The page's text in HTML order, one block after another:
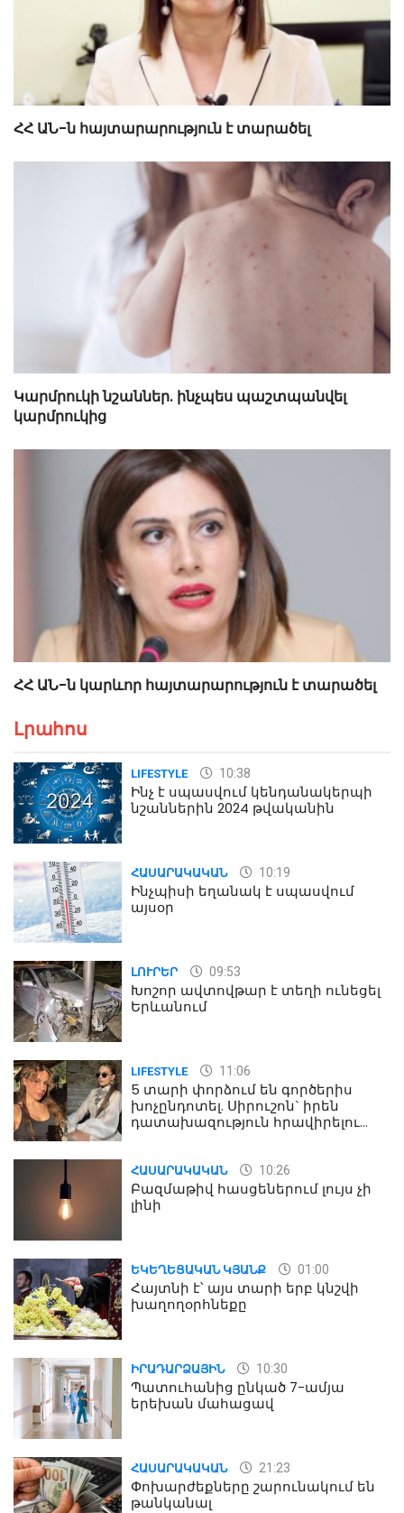
ՀՀ ԱՆ-ն հայտարարություն է տարածել
Կարմրուկի նշաններ. ինչպես պաշտպանվել
կարմրուկից
ՀՀ ԱՆ-ն կարևոր հայտարարություն է տարածել
Լրահոս
LIFESTYLE 10:38
Ինչ է սպասվում կենդանակերպի
նշաններին 2024 թվականին
ՀԱՍԱՐԱԿԱԿԱՆ 10:19
Ինչպիսի եղանակ է սպասվում
այսօր
ԼՈՒՐԵՐ 09:53
Խոշոր ավտովթար է տեղի ունեցել
Երևանում
LIFESTYLE 11:06
5 տարի փորձում են գործերիս
խոչընդոտել. Սիրուշոն` իրեն
դատախազություն հրավիրելու
ՀԱՍԱՐԱԿԱԿԱՆ 10:26
Բազմաթիվ հասցեներում լույս չի
լինի
ԵԿԵՂԵՑԱԿԱՆ ԿՅԱՆՔ 01:00
Հայտնի է՝ այս տարի երբ կնշվի
խաղողօրհնեքը
ԻՐԱԴԱՐՁԱՅԻՆ 10:30
Պատուհանից ընկած 7-ամյա
երեխան մահացավ
ՀԱՍԱՐԱԿԱԿԱՆ 21:23
Փոխարժեքները շարունակում են
թանկանալ